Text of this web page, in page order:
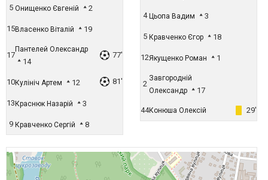
5 Онищенко Євгеній 2
15Власенко Віталій 19
17
Пантелей Олександр
14
77'
10Кулініч Артем 12 81'
13 Краснюк Назарій 3
9 Кравченко Сергій 8
4 Цьопа Вадим 3
5 Кравченко Єгор 18
12Якущенко Роман 1
2
Завгородній
Олександр
17
44Конюша Олексій 29'